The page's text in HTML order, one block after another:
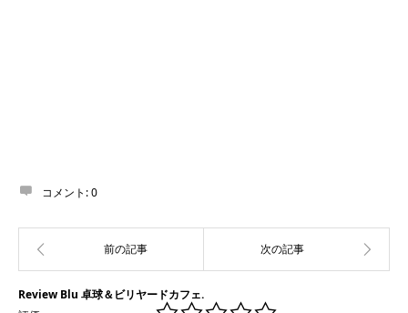
コメント:0
Review Blu 卓球＆ビリヤードカフェ.